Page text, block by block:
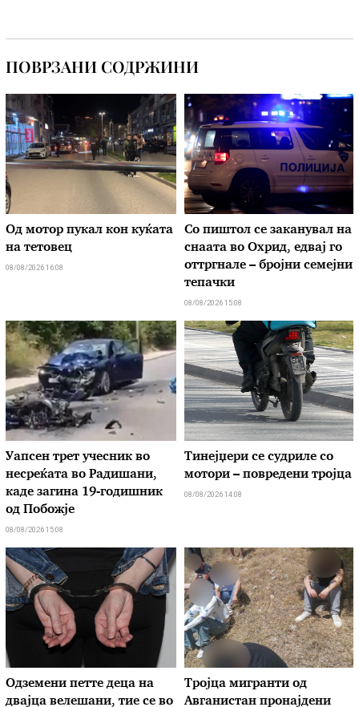
ПОВРЗАНИ СОДРЖИНИ
Од мотор пукал кон куќата
на тетовец
08/08/2026 16:08
Со пиштол се заканувал на
снаата во Охрид, едвај го
оттргнале – бројни семејни
тепачки
08/08/2026 15:08
Уапсен трет учесник во
несреќата во Радишани,
каде загина 19-годишник
од Побожје
08/08/2026 15:08
Тинејџери се судриле со
мотори – повредени тројца
08/08/2026 14:08
Одземени петте деца на
двајца велешани, тие се во
Тројца мигранти од
Авганистан пронајдени